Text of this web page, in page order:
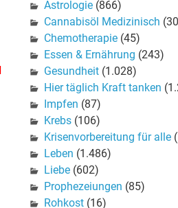
Astrologie(866)
Cannabisöl Medizinisch
Chemotherapie(45)
Essen & Ernährung (243)
Gesundheit(1.028)
Hier täglich Kraft tanken
Impfen (87)
Krebs(106)
Krisenvorbereitung für alle
Leben (1.486)
Liebe(602)
Prophezeiungen (85)
Rohkost(16)